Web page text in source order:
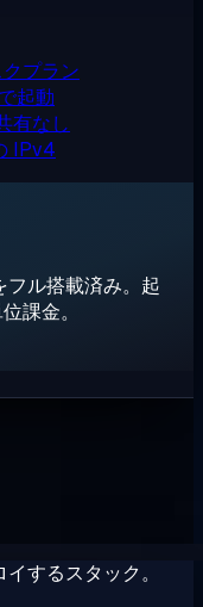
プラン
起動
有なし
IPv4
ル搭載済み。起
課金。
するスタック。